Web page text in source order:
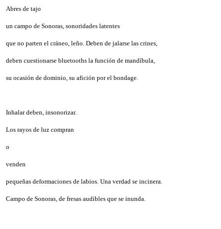
Abres de tajo
un campo de Sonoras, sonoridades latentes
que no parten el cráneo, leño. Deben de jalarse las crines,
deben cuestionarse bluetooths la función de mandíbula,
su ocasión de dominio, su afición por el bondage.
Inhalar deben, insonorizar.
Los rayos de luz compran
o
venden
pequeñas deformaciones de labios. Una verdad se incinera.
Campo de Sonoras, de fresas audibles que se inunda.